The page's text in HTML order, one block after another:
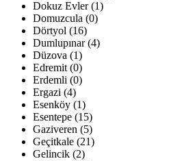
Dokuz Evler (1)
Domuzcula (0)
Dörtyol (16)
Dumlupınar (4)
Düzova (1)
Edremit (0)
Erdemli (0)
Ergazi (4)
Esenköy (1)
Esentepe (15)
Gaziveren (5)
Geçitkale (21)
Gelincik (2)